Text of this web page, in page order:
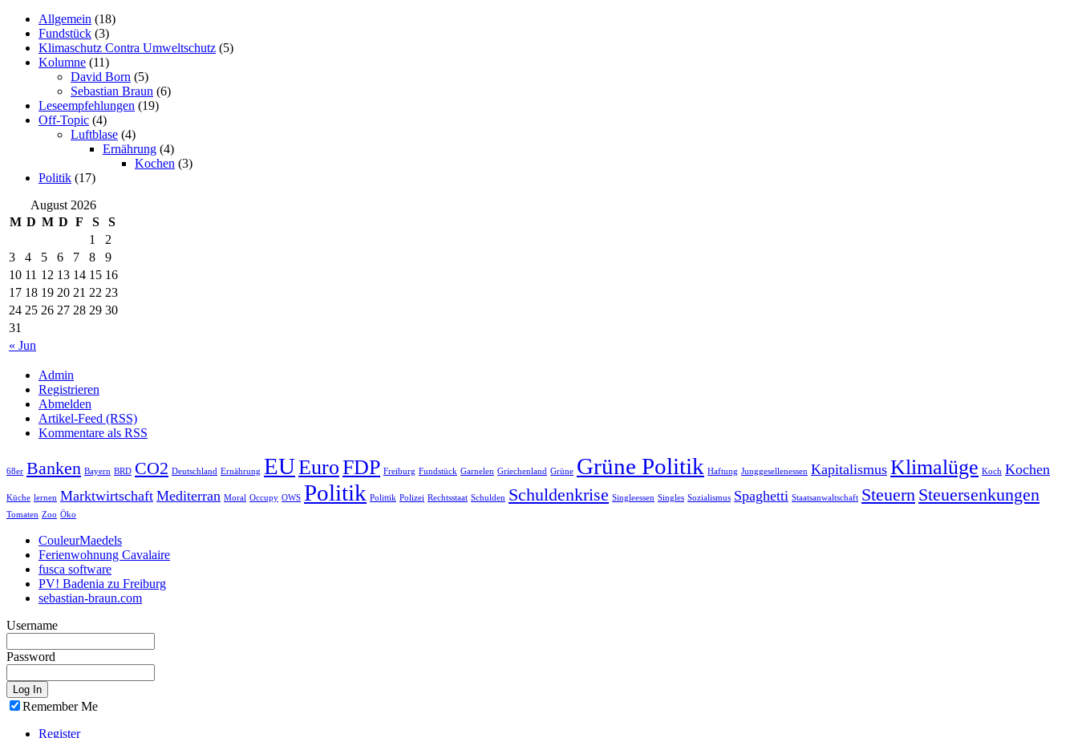
Allgemein (18)
Fundstück (3)
Klimaschutz Contra Umweltschutz (5)
Kolumne (11)
David Born (5)
Sebastian Braun (6)
Leseempfehlungen (19)
Off-Topic (4)
Luftblase (4)
Ernährung (4)
Kochen (3)
Politik (17)
August 2026
M D M D F S S
« Jun
1
2
3
4 5 6 7 8
9
10 11 12 13 14 15 16
17 18 19 20 21 22 23
24 25 26 27 28 29 30
31
Admin
Registrieren
Abmelden
Artikel-Feed (RSS)
Kommentare als RSS
68er Banken Bayern BRD CO2 Deutschland Ernährung EUEuroFDP Freiburg Fundstück Garnelen Griechenland Grüne Grüne Politik Haftung Junggesellenessen Kapitalismus Klimalüge Koch Kochen
Küche lernen Marktwirtschaft Mediterran Moral Occupy OWS Politik Polittik Polizei Rechtsstaat Schulden Schuldenkrise Singleessen Singles Sozialismus Spaghetti Staatsanwaltschaft Steuern Steuersenkungen
Tomaten Zoo Öko
CouleurMaedels
Ferienwohnung Cavalaire
fusca software
PV! Badenia zu Freiburg
sebastian-braun.com
Username
Password
Remember Me
Register